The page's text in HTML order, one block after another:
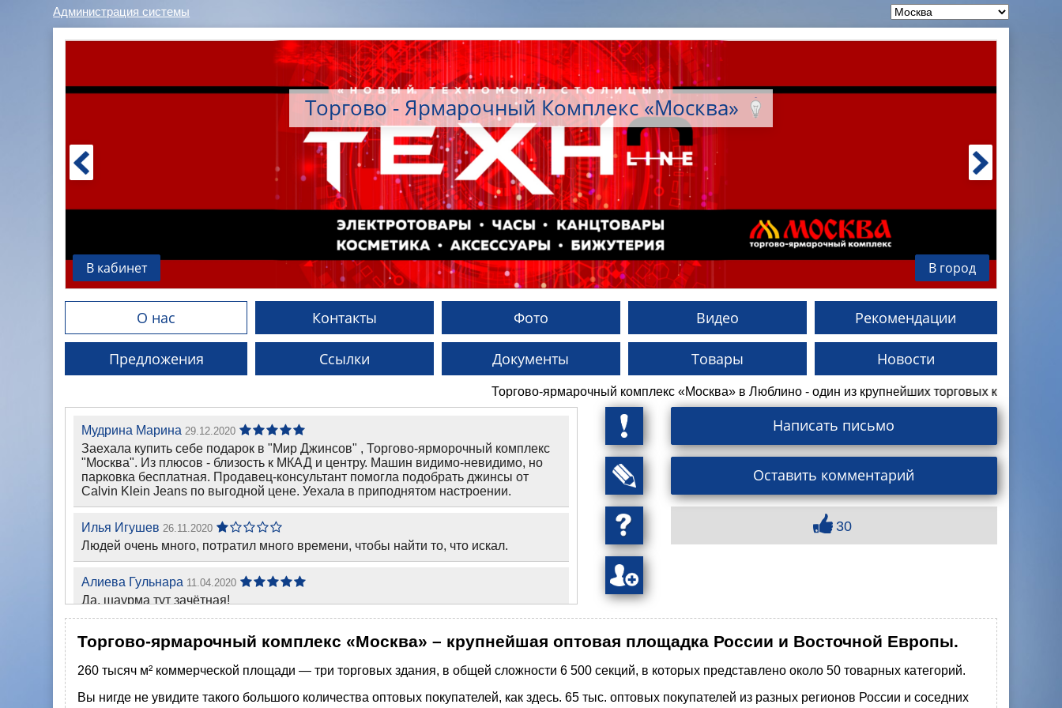
Администрация системы
В кабинет В город
Торгово - Ярмарочный Комплекс «Москва»
О нас Контакты Фото Видео Рекомендации
Предложения Ссылки Документы Товары Новости
Торгово-ярмарочный комплекс «Москва» в Люблино - один из крупнейших торговых комплексов
Мудрина Марина 29.12.2020
Заехала купить себе подарок в "Мир Джинсов" , Торгово-ярморочный комплекс
"Москва". Из плюсов - близость к МКАД и центру. Машин видимо-невидимо, но
парковка бесплатная. Продавец-консультант помогла подобрать джинсы от
Calvin Klein Jeans по выгодной цене. Уехала в приподнятом настроении.
Илья Игушев 26.11.2020
Людей очень много, потратил много времени, чтобы найти то, что искал.
Алиева Гульнара 11.04.2020
Да, шаурма тут зачётная!
Написать письмо
Оставить комментарий
30
Торгово-ярмарочный комплекс «Москва» – крупнейшая оптовая площадка России и Восточной Европы.
260 тысяч м² коммерческой площади — три торговых здания, в общей сложности 6 500 секций, в которых представлено около 50 товарных категорий.
Вы нигде не увидите такого большого количества оптовых покупателей, как здесь. 65 тыс. оптовых покупателей из разных регионов России и соседних